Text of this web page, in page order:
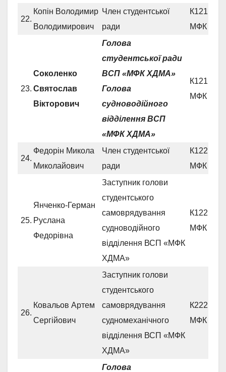
22.
Копін Володимир
Володимирович
Член студентської
ради
К121
МФК
23.
Соколенко
Святослав
Вікторович
Голова
студентської ради
ВСП «МФК ХДМА»
Голова
судноводійного
відділення ВСП
«МФК ХДМА»
К121
МФК
24.
Федорін Микола
Миколайович
Член студентської
ради
К122
МФК
25.
Янченко-Герман
Руслана
Федорівна
Заступник голови
студентського
самоврядування
судноводійного
відділення ВСП «МФК
ХДМА»
К122
МФК
26.
Ковальов Артем
Сергійович
Заступник голови
студентського
самоврядування
судномеханічного
відділення ВСП «МФК
ХДМА»
К222
МФК
Голова